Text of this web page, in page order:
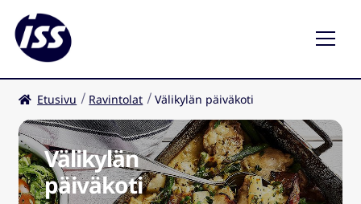
Ravintolat
Kahvilat
FI
Etusivu Ravintolat Välikylän päiväkoti
Välikylän
päiväkoti